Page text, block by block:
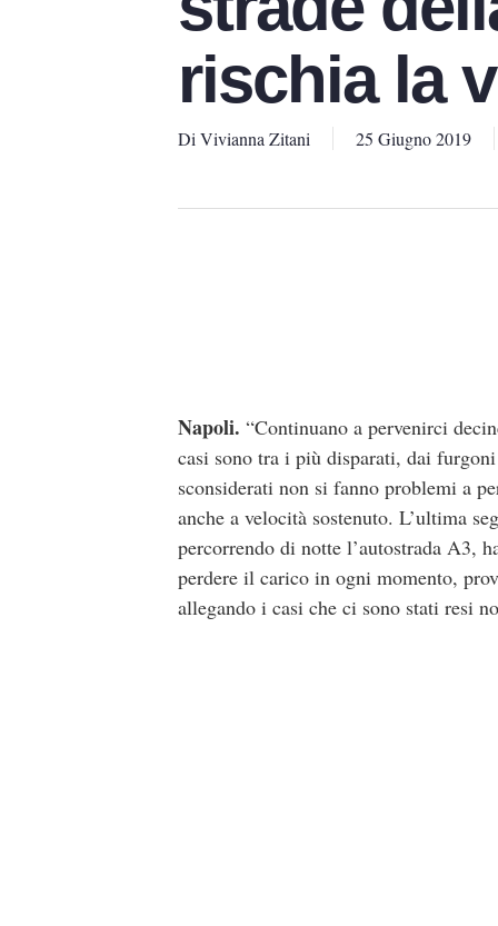
rischia la
Di Vivianna Zitani 25 Giugno 2019
Napoli. “Continuano a pervenirci
casi sono tra i più disparati, dai
sconsiderati non si fanno problemi a
anche a velocità sostenuto. L’ultima
percorrendo di notte l’autostrada A3,
perdere il carico in ogni momento,
allegando i casi che ci sono stati resi